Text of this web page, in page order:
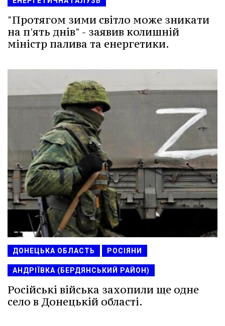
"Протягом зими світло може зникати
на п'ять днів" - заявив колишній
міністр палива та енергетики.
ДОНЕЦЬКА ОБЛАСТЬ РОСІЯНИ
АНДРІЇВКА (БЕРДЯНСЬКИЙ РАЙОН)
Російські війська захопили ще одне
село в Донецькій області.